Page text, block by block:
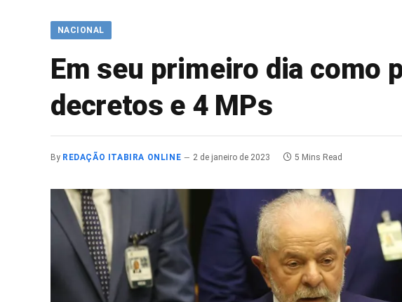
NACIONAL
Em seu primeiro dia como
decretos e 4 MPs
By REDAÇÃO ITABIRA ONLINE 2 de janeiro de 2023 5 Mins Read